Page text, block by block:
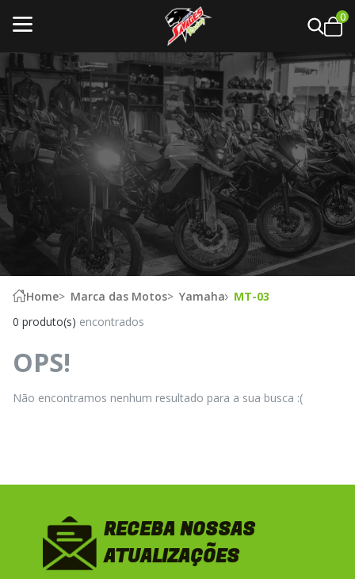
0
Home Marca das Motos Yamaha
MT-03
0 produto(s) encontrados
OPS!
Não encontramos nenhum resultado para a sua busca :(
RECEBA NOSSAS
ATUALIZAÇÕES